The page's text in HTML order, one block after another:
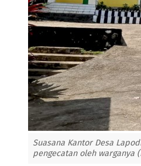
Suasana Kantor Desa
pengecatan oleh warganya